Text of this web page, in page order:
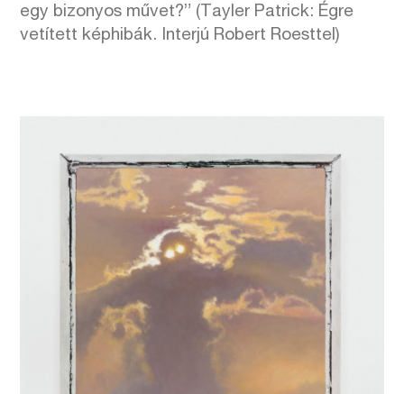
egy bizonyos művet?” (Tayler Patrick: Égre
vetített képhibák. Interjú Robert Roesttel)